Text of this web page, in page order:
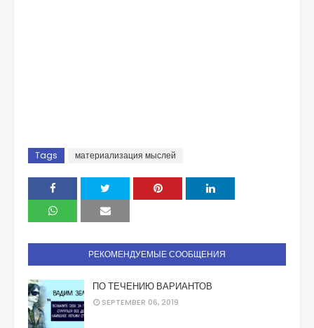
Tags материализация мыслей
РЕКОМЕНДУЕМЫЕ СООБЩЕНИЯ
ПО ТЕЧЕНИЮ ВАРИАНТОВ
SEPTEMBER 06, 2019